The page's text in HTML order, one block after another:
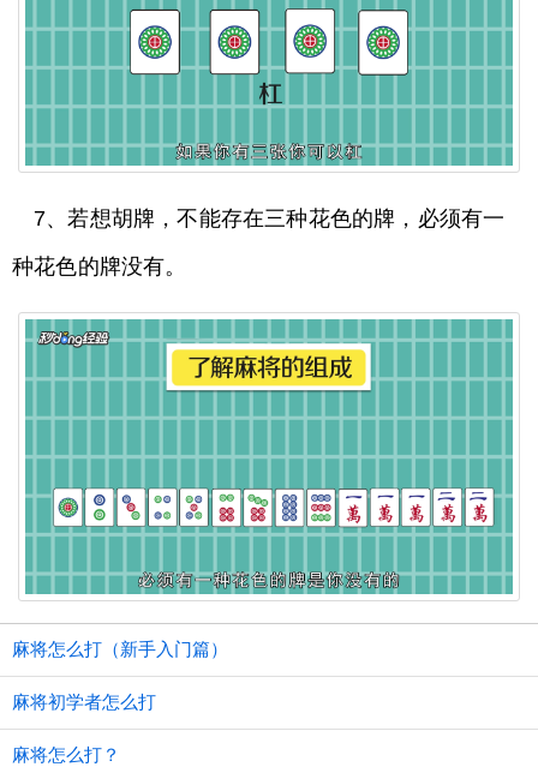
7、若想胡牌，不能存在三种花色的牌，必须有一
种花色的牌没有。
麻将怎么打（新手入门篇）
麻将初学者怎么打
麻将怎么打？